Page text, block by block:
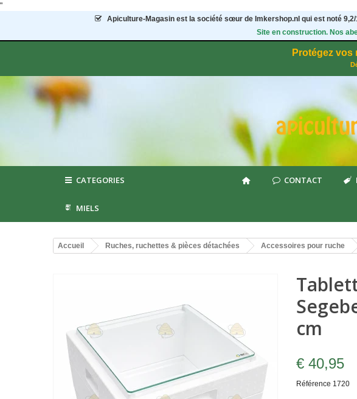
"
Apiculture-Magasin est la société sœur de Imkershop.nl qui est noté 9,2/
Site en construction. Nos
Protégez
CATEGORIES CONTACT
MIELS
Accueil Ruches, ruchettes & pièces détachées Accessoires pour ruche
cm
€ 40,95
Référence 1720